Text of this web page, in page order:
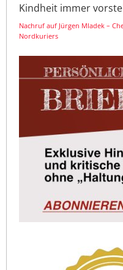
Kindheit immer
Nachruf auf Jürgen Mladek –
Nordkuriers